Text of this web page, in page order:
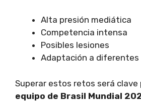
Alta presión mediática
Competencia intensa
Posibles lesiones
Adaptación a diferentes
Superar estos retos será clave
equipo de Brasil Mundial